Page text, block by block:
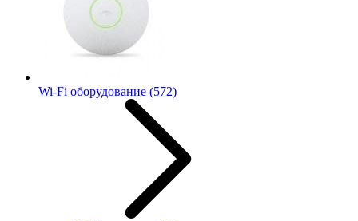
Wi-Fi оборудование (572)